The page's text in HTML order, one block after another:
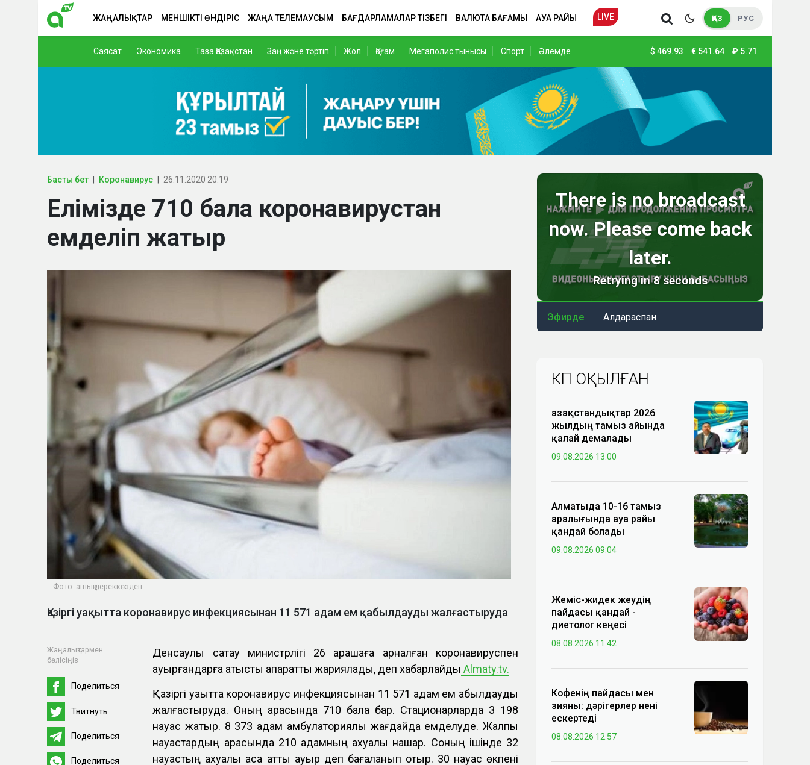
ЖАҢАЛЫҚТАР МЕНШІКТІ ӨНДІРІС ЖАҢА ТЕЛЕМАУСЫМ БАҒДАРЛАМАЛАР ТІЗБЕГІ ВАЛЮТА БАҒАМЫ АУА РАЙЫ LIVE ҚАЗ РУС
Саясат Экономика Таза Қазақстан Заң және тәртіп Жол Қоғам Мегаполис тынысы Спорт Әлемде $ 469.93 € 541.64 ₽ 5.71
Басты бет Коронавирус 26.11.2020 20:19
Елімізде 710 бала коронавирустан
емделіп жатыр
Фото: ашық дереккөзден
Қазіргі уақытта коронавирус инфекциясынан 11 571 адам ем қабылдауды жалғастыруда
Жаңалықтармен
бөлісіңіз
Поделиться
Твитнуть
Поделиться
Поделиться
Денсаулық сақтау министрлігі 26 қарашаға арналған коронавируспен
ауырғандарға қатысты ақпаратты жариялады, деп хабарлайды Almaty.tv.
Қазіргі уақытта коронавирус инфекциясынан 11 571 адам ем қабылдауды
жалғастыруда. Оның арасында 710 бала бар. Стационарларда 3 198
науқас жатыр. 8 373 адам амбулаториялық жағдайда емделуде. Жалпы
науқастардың арасында 210 адамның ахуалы нашар. Соның ішінде 32
науқастың ахуалы аса қатты ауыр деп бағаланып отыр. 30 науқас өкпені
Эфирде Алдараспан
КӨП ОҚЫЛҒАН
Қазақстандықтар 2026
жылдың тамыз айында
қалай демалады
09.08.2026 13:00
Алматыда 10-16 тамыз
аралығында ауа райы
қандай болады
09.08.2026 09:04
Жеміс-жидек жеудің
пайдасы қандай -
диетолог кеңесі
08.08.2026 11:42
Кофенің пайдасы мен
зияны: дәрігерлер нені
ескертеді
08.08.2026 12:57